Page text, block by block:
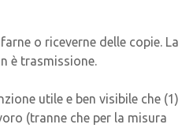
o riceverne delle copie. La
è trasmissione.
utile e ben visibile che (1)
(tranne che per la misura